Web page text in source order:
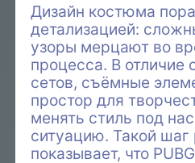
Дизайн костюма
детализацией:
узоры мерцают во
процесса. В отличие
сетов, съёмные
простор для
менять стиль под
ситуацию. Такой шаг
показывает, что